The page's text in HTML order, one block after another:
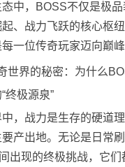
中，BOSS不仅是极品
、战力飞跃的核心枢
一位传奇玩家迈向巅峰
极源泉”
战力是生存的硬道理
产出地。无论是日常
出现的终极挑战，它